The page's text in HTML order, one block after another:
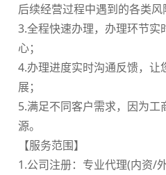
后续经营过程中遇到的各类风
3.全程快速办理，办理环节实
心；
4.办理进度实时沟通反馈，让
展；
5.满足不同客户需求，因为工
源。
【服务范围】
1.公司注册：专业代理(内资/